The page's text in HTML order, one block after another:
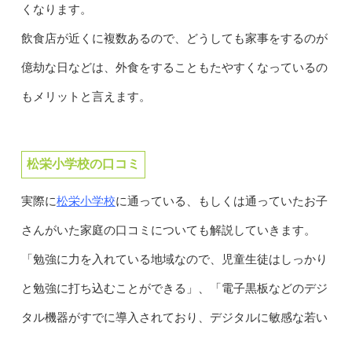
くなります。
飲食店が近くに複数あるので、どうしても家事をするのが
億劫な日などは、外食をすることもたやすくなっているの
もメリットと言えます。
松栄小学校の口コミ
実際に松栄小学校に通っている、もしくは通っていたお子
さんがいた家庭の口コミについても解説していきます。
「勉強に力を入れている地域なので、児童生徒はしっかり
と勉強に打ち込むことができる」、「電子黒板などのデジ
タル機器がすでに導入されており、デジタルに敏感な若い